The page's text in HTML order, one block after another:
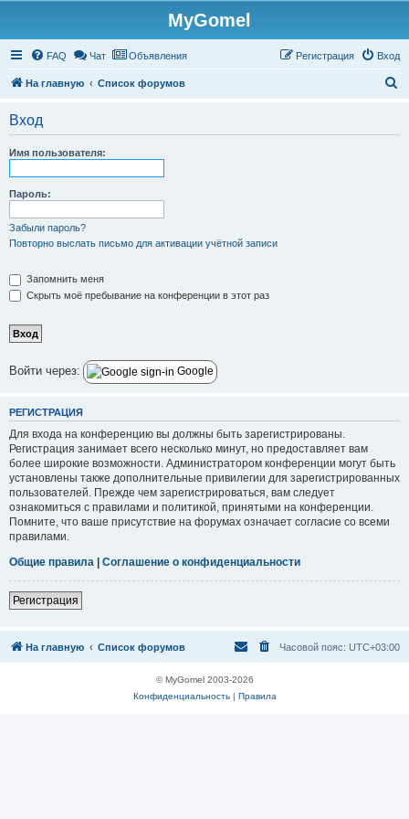
MyGomel
FAQ Чат Объявления Вход
Регистрация
На главную Список форумов
Вход
Имя пользователя:
Пароль:
Забыли пароль?
Повторно выслать письмо для активации учётной записи
Запомнить меня
Скрыть моё пребывание на конференции в этот раз
Войти через: Google
РЕГИСТРАЦИЯ
Для входа на конференцию вы должны быть зарегистрированы.
Регистрация занимает всего несколько минут, но предоставляет вам
более широкие возможности. Администратором конференции могут быть
установлены также дополнительные привилегии для зарегистрированных
пользователей. Прежде чем зарегистрироваться, вам следует
ознакомиться с правилами и политикой, принятыми на конференции.
Помните, что ваше присутствие на форумах означает согласие со всеми
правилами.
Общие правила | Соглашение о конфиденциальности
Регистрация
На главную Список форумов Часовой пояс: UTC+03:00
© MyGomel 2003-2026
Конфиденциальность| Правила